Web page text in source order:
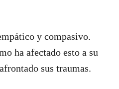
y compasivo.
ha afectado esto a su
sus traumas.